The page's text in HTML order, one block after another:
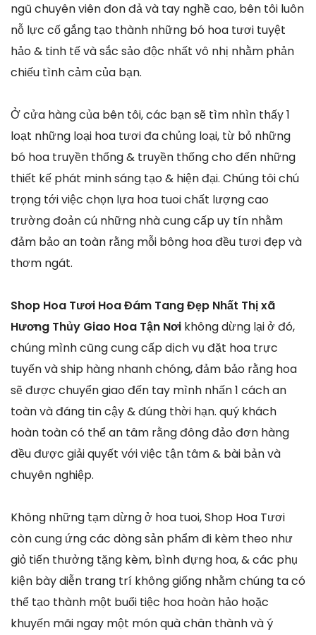
ngũ chuyên viên đon đả và tay nghề cao, bên tôi luôn
nỗ lực cố gắng tạo thành những bó hoa tươi tuyệt
hảo & tinh tế và sắc sảo độc nhất vô nhị nhằm phản
chiếu tình cảm của bạn.
Ở cửa hàng của bên tôi, các bạn sẽ tìm nhìn thấy 1
loạt những loại hoa tươi đa chủng loại, từ bỏ những
bó hoa truyền thống & truyền thống cho đến những
thiết kế phát minh sáng tạo & hiện đại. Chúng tôi chú
trọng tới việc chọn lựa hoa tuoi chất lượng cao
trường đoản cú những nhà cung cấp uy tín nhằm
đảm bảo an toàn rằng mỗi bông hoa đều tươi đẹp và
thơm ngát.
Shop Hoa Tươi Hoa Đám Tang Đẹp Nhất Thị xã
Hương Thủy Giao Hoa Tận Nơi không dừng lại ở đó,
chúng mình cũng cung cấp dịch vụ đặt hoa trực
tuyến và ship hàng nhanh chóng, đảm bảo rằng hoa
sẽ được chuyển giao đến tay mình nhấn 1 cách an
toàn và đáng tin cậy & đúng thời hạn. quý khách
hoàn toàn có thể an tâm rằng đông đảo đơn hàng
đều được giải quyết với việc tận tâm & bài bản và
chuyên nghiệp.
Không những tạm dừng ở hoa tuoi, Shop Hoa Tươi
còn cung ứng các dòng sản phẩm đi kèm theo như
giỏ tiến thưởng tặng kèm, bình đựng hoa, & các phụ
kiện bày diễn trang trí không giống nhằm chúng ta có
thể tạo thành một buổi tiệc hoa hoàn hảo hoặc
khuyến mãi ngay một món quà chân thành và ý